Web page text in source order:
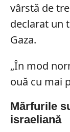
vârstă de
declarat un
Gaza.
„În mod
ouă cu mai
Mărfurile
israeliană